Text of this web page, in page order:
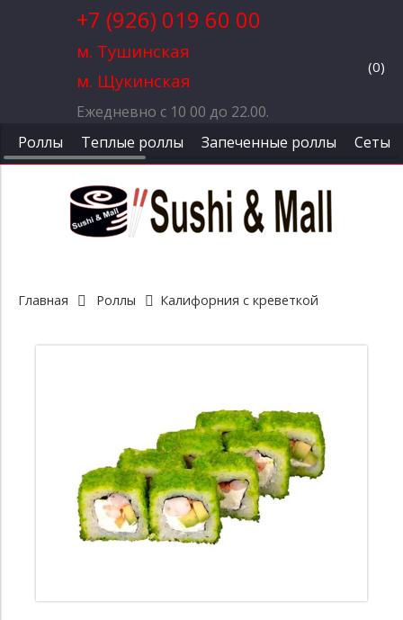
+7 (926) 019 60 00
м. Тушинская
м. Щукинская
Ежедневно с 10 00 до 22.00.
(0)
Роллы Теплые роллы Запеченные роллы Сеты
Главная Роллы Калифорния с креветкой